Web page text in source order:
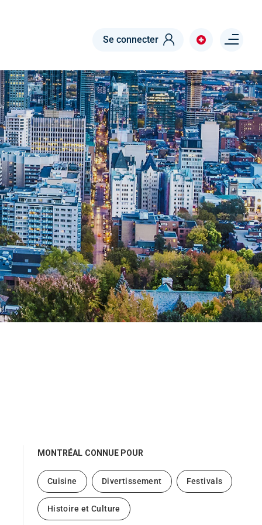
Se connecter Menu right
MONTRÉAL CONNUE POUR
Cuisine Divertissement Festivals
Histoire et Culture